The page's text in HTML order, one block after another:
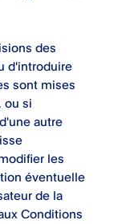
des
d'introduire
sont mises
ou si
autre
les
éventuelle
de la
Conditions